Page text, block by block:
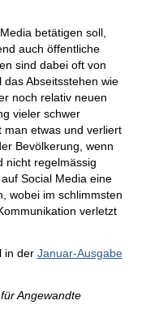
betätigen soll,
auch öffentliche
sind dabei oft von
Abseitsstehen wie
noch relativ neuen
vieler schwer
man etwas und verliert
Bevölkerung, wenn
nicht regelmässig
Social Media eine
wobei im schlimmsten
verletzt
in der Januar-Ausgabe
Angewandte